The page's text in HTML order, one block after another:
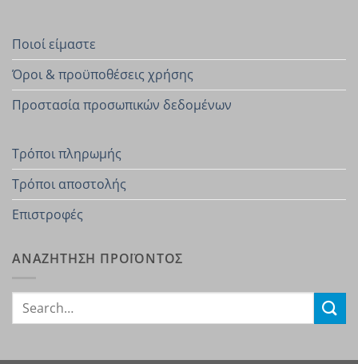
Ποιοί είμαστε
Όροι & προϋποθέσεις χρήσης
Προστασία προσωπικών δεδομένων
Τρόποι πληρωμής
Τρόποι αποστολής
Επιστροφές
ΑΝΑΖΗΤΗΣΗ ΠΡΟΪΟΝΤΟΣ
Search